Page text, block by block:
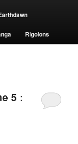
Rigolons
5 :